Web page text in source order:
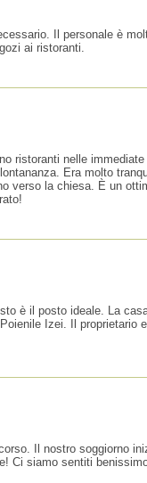
Il personale è
ai ristoranti.
ristoranti nelle
Era molto
la chiesa. È un
è il posto ideale. La
Izei. Il
Il nostro soggiorno
Ci siamo sentiti